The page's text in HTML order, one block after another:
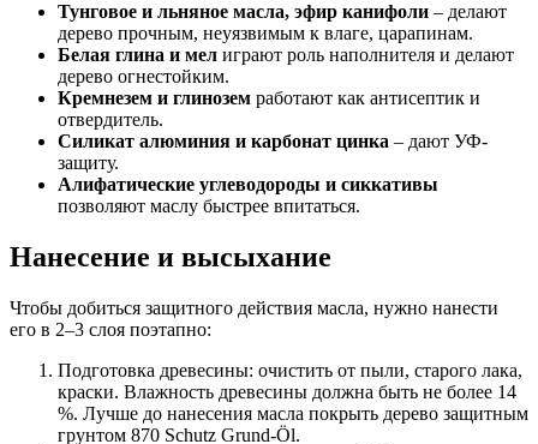
Тунговое и льняное масла, эфир канифоли – делают
дерево прочным, неуязвимым к влаге, царапинам.
Белая глина и мел играют роль наполнителя и делают
дерево огнестойким.
Кремнезем и глинозем работают как антисептик и
отвердитель.
Силикат алюминия и карбонат цинка – дают УФ-
защиту.
Алифатические углеводороды и сиккативы
позволяют маслу быстрее впитаться.
Нанесение и высыхание
Чтобы добиться защитного действия масла, нужно нанести
его в 2–3 слоя поэтапно:
Подготовка древесины: очистить от пыли, старого лака,
краски. Влажность древесины должна быть не более 14
%. Лучше до нанесения масла покрыть дерево защитным
грунтом 870 Schutz Grund-Öl.